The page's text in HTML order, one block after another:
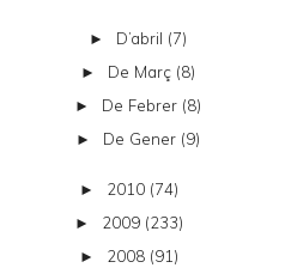
► D’abril (7)
► De Març (8)
► De Febrer (8)
► De Gener (9)
► 2010 (74)
► 2009 (233)
► 2008 (91)